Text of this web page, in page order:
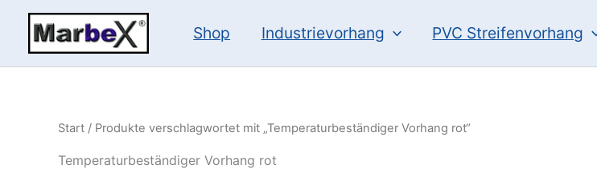
springen
Shop Industrievorhang PVC Streifenvorhang
Start / Produkte verschlagwortet mit „Temperaturbeständiger Vorhang rot“
Temperaturbeständiger Vorhang rot